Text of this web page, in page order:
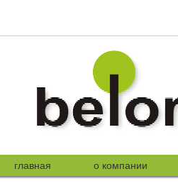
главная о компании